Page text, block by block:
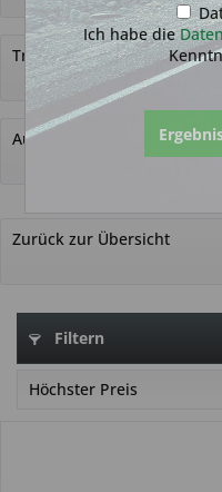
Transponder
Autoschlüssel nicht
Zurück zur Übersicht
Filtern
Ich habe die